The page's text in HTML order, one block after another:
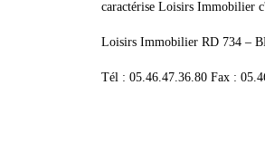
caractérise Loisirs Immobilier
Loisirs Immobilier RD 734 –
Tél : 05.46.47.36.80 Fax :